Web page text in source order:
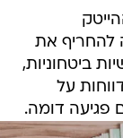
להחריף את
ביטחוניות,
על
פגיעה דומה.